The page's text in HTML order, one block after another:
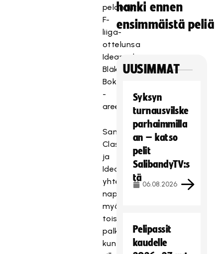
pelannut
F-
liiga-
ottelunsa
Ideaparkin
Bläk
Boks
-
areenalla.
Samainen
Classicin
ja
Ideaparkin
yhteistyö
nappasi
myös
toisen
palkinnon,
kun
hanki ennen
ensimmäistä peliä
UUSIMMAT
Syksyn
turnausvilske
parhaimmilla
an – katso
pelit
SalibandyTV:s
tä
06.08.2026
Pelipassit
kaudelle